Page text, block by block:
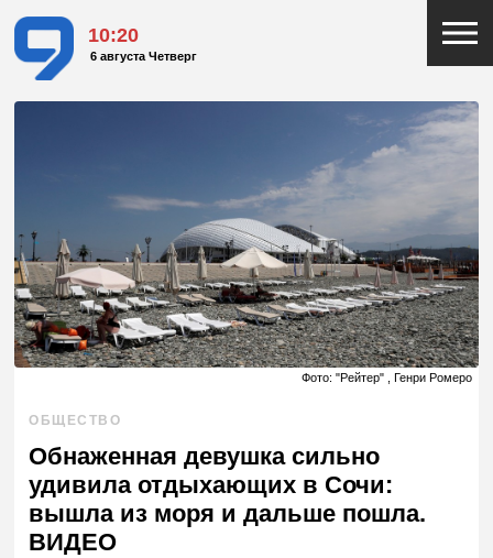
10:20
6 августа Четверг
Фото: "Рейтер" , Генри Ромеро
ОБЩЕСТВО
Обнаженная девушка сильно
удивила отдыхающих в Сочи:
вышла из моря и дальше пошла.
ВИДЕО